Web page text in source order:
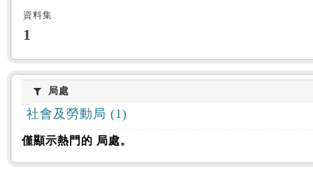
資料集
1
局處局處
社會及勞動局 (1)
僅顯示熱門的 局處。